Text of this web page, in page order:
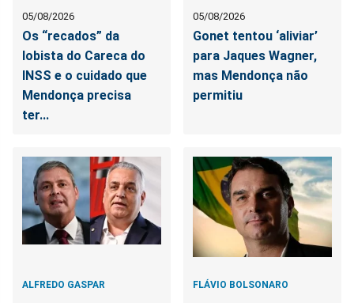
05/08/2026
Os “recados” da
lobista do Careca do
INSS e o cuidado que
Mendonça precisa
ter...
05/08/2026
Gonet tentou ‘aliviar’
para Jaques Wagner,
mas Mendonça não
permitiu
ALFREDO GASPAR FLÁVIO BOLSONARO